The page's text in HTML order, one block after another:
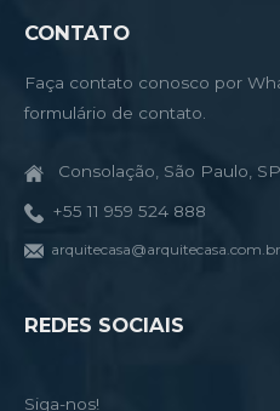
CONTATO
Faça contato conosco por
formulário de contato.
Consolação, São Paulo,
+55 11 959 524 888
arquitecasa@arquitecasa.com.br
REDES SOCIAIS
Siga-nos!